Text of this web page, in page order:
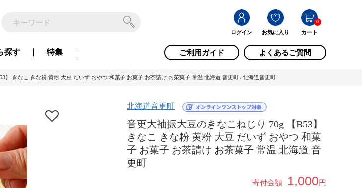
ログイン お気に入り カート
0
探す 特集 ご利用ガイド よくあるご質問
】 きなこ きな粉 黄粉 大豆 だいず おやつ 和菓子 お菓子 お茶請け お茶菓子 常温 北海道 音更町 / 北海道音更町
北海道音更町
音更大袖振大豆のきなこねじり 70g 【B53】
きなこ きな粉 黄粉 大豆 だいず おやつ 和菓
子 お菓子 お茶請け お茶菓子 常温 北海道 音
更町
寄付金額 1,000円